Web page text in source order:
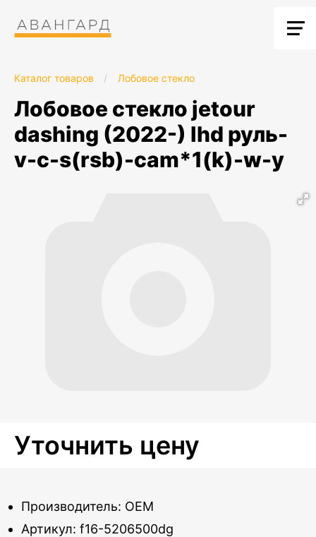
Каталог товаров / Лобовое стекло
лобовое стекло jetour
dashing (2022-) lhd руль-
v-c-s(rsb)-cam*1(k)-w-y
Уточнить цену
Производитель: OEM
Артикул: f16-5206500dg